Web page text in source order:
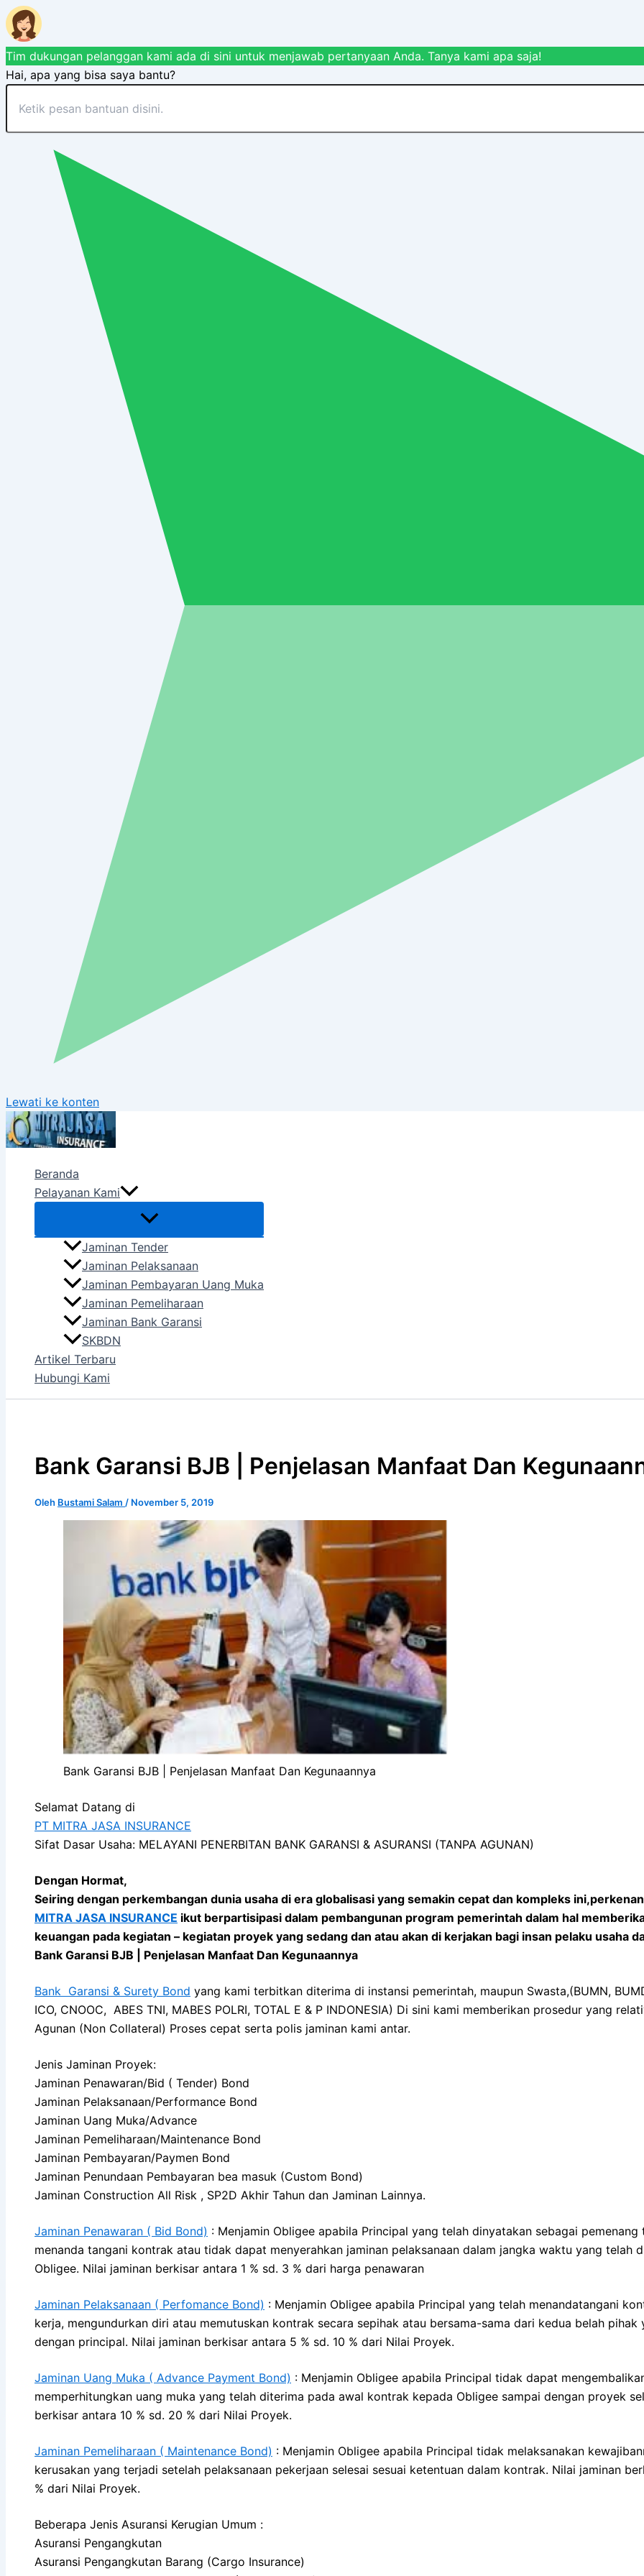
Tim dukungan pelanggan kami ada di sini untuk menjawab pertanyaan Anda. Tanya kami apa saja!
Hai, apa yang bisa saya bantu?
Lewati ke konten
Beranda
Pelayanan Kami
Jaminan Tender
Jaminan Pelaksanaan
Jaminan Pembayaran Uang Muka
Jaminan Pemeliharaan
Jaminan Bank Garansi
SKBDN
Artikel Terbaru
Hubungi Kami
Bank Garansi BJB | Penjelasan Manfaat Dan
Oleh Bustami Salam / November 5, 2019
Bank Garansi BJB | Penjelasan Manfaat Dan Kegunaannya
Selamat Datang di
PT MITRA JASA INSURANCE
Sifat Dasar Usaha: MELAYANI PENERBITAN BANK GARANSI & ASURANSI (TANPA AGUNAN)
Dengan Hormat,
Seiring dengan perkembangan dunia usaha di era globalisasi yang semakin cepat dan kompleks
MITRA JASA INSURANCE ikut berpartisipasi dalam pembangunan program pemerintah dalam hal
keuangan pada kegiatan – kegiatan proyek yang sedang dan atau akan di kerjakan bagi insan pelaku usaha
Bank Garansi BJB | Penjelasan Manfaat Dan Kegunaannya
Bank Garansi & Surety Bond yang kami terbitkan diterima di instansi pemerintah, maupun Swasta,(BUMN,
ICO, CNOOC, ABES TNI, MABES POLRI, TOTAL E & P INDONESIA) Di sini kami memberikan prosedur yang
Agunan (Non Collateral) Proses cepat serta polis jaminan kami antar.
Jenis Jaminan Proyek:
Jaminan Penawaran/Bid ( Tender) Bond
Jaminan Pelaksanaan/Performance Bond
Jaminan Uang Muka/Advance
Jaminan Pemeliharaan/Maintenance Bond
Jaminan Pembayaran/Paymen Bond
Jaminan Penundaan Pembayaran bea masuk (Custom Bond)
Jaminan Construction All Risk , SP2D Akhir Tahun dan Jaminan Lainnya.
Jaminan Penawaran ( Bid Bond) : Menjamin Obligee apabila Principal yang telah dinyatakan sebagai
menanda tangani kontrak atau tidak dapat menyerahkan jaminan pelaksanaan dalam jangka waktu yang telah
Obligee. Nilai jaminan berkisar antara 1 % sd. 3 % dari harga penawaran
Jaminan Pelaksanaan ( Perfomance Bond) : Menjamin Obligee apabila Principal yang telah menandatangani
kerja, mengundurkan diri atau memutuskan kontrak secara sepihak atau bersama-sama dari kedua belah pihak
dengan principal. Nilai jaminan berkisar antara 5 % sd. 10 % dari Nilai Proyek.
Jaminan Uang Muka ( Advance Payment Bond) : Menjamin Obligee apabila Principal tidak dapat
memperhitungkan uang muka yang telah diterima pada awal kontrak kepada Obligee sampai dengan proyek
berkisar antara 10 % sd. 20 % dari Nilai Proyek.
Jaminan Pemeliharaan ( Maintenance Bond) : Menjamin Obligee apabila Principal tidak melaksanakan
kerusakan yang terjadi setelah pelaksanaan pekerjaan selesai sesuai ketentuan dalam kontrak. Nilai jaminan
% dari Nilai Proyek.
Beberapa Jenis Asuransi Kerugian Umum :
Asuransi Pengangkutan
Asuransi Pengangkutan Barang (Cargo Insurance)